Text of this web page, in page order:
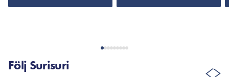
Följ Surisuri